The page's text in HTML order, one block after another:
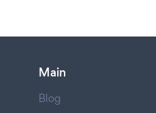
Main
Blog